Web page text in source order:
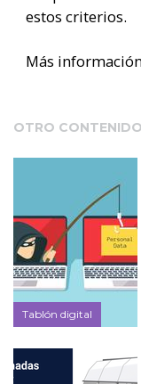
estos criterios.
Más
OTRO
Tablón digital